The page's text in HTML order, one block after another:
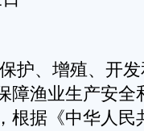
护、增殖、开
障渔业生产安全
根据《中华人民